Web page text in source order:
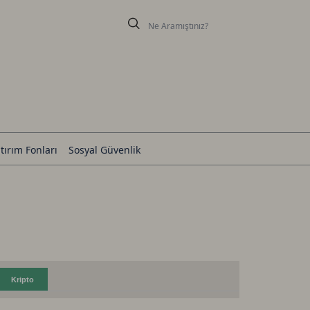
Fonları Sosyal Güvenlik
Kripto